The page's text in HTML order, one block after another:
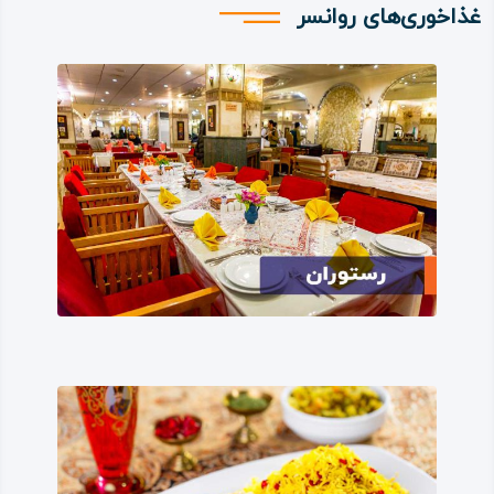
چندین هزار سال پیش می‌برد، تپه باستانی موسایی است، این
تپه که نام آن به دلیل وجود قبرستان کلیمیان در آن، موسایی
خوانده می‌شود، نخستین‌ بار به دست باستان‌ شناسان آمریکایی
و کانادایی کشف و کاوش شد.
در این کاوش‌ها آثار تمدنی پنج هزار ساله یافت شد؛ همچنین
در غار معروف و جهانی قوری‌ قلعه؛ سکه‌ها، کوزه‌ها و ظرف‌های
باید افزود که در غارها و حفره‌های طبیعی در جای‌ جای روانسر،
آثار، ابزار و وسایلی نیز به دست آمده که مربوط به دوران پارینه‌
سنگی بوده است و این نشان می‌دهد که منطقه روانسر افزون بر
غذاخوری‌های روانسر